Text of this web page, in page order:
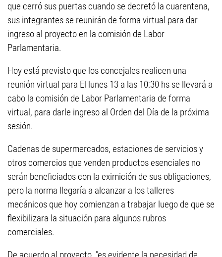
que cerró sus puertas cuando se decretó la cuarentena,
sus integrantes se reunirán de forma virtual para dar
ingreso al proyecto en la comisión de Labor
Parlamentaria.
Hoy está previsto que los concejales realicen una
reunión virtual para El lunes 13 a las 10:30 hs se llevará a
cabo la comisión de Labor Parlamentaria de forma
virtual, para darle ingreso al Orden del Día de la próxima
sesión.
Cadenas de supermercados, estaciones de servicios y
otros comercios que venden productos esenciales no
serán beneficiados con la eximición de sus obligaciones,
pero la norma llegaría a alcanzar a los talleres
mecánicos que hoy comienzan a trabajar luego de que se
flexibilizara la situación para algunos rubros
comerciales.